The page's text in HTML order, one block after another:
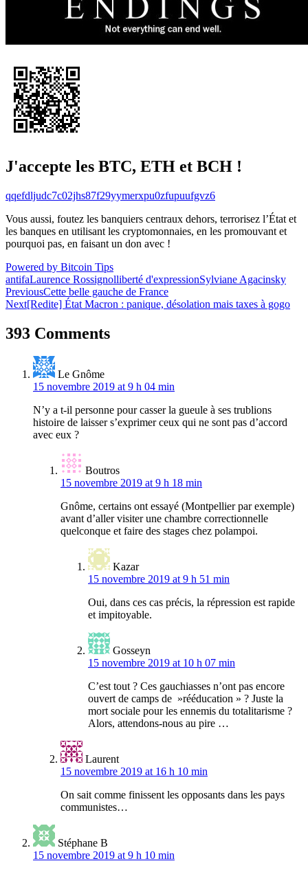
J'accepte les BTC, ETH et BCH !
qqefdljudc7c02jhs87f29yymerxpu0zfupuufgvz6
Vous aussi, foutez les banquiers centraux dehors, terrorisez l’État et
les banques en utilisant les cryptomonnaies, en les promouvant et
pourquoi pas, en faisant un don avec !
Powered by Bitcoin Tips
antifaLaurence Rossignolliberté d'expressionSylviane Agacinsky
Navigation
de
l’article
PreviousCette belle gauche de France
Next[Redite] État Macron : panique, désolation mais taxes à gogo
393 Comments
Le Gnôme
15 novembre 2019 at 9 h 04 min
N’y a t-il personne pour casser la gueule à ses trublions
histoire de laisser s’exprimer ceux qui ne sont pas d’accord
avec eux ?
Boutros
15 novembre 2019 at 9 h 18 min
Gnôme, certains ont essayé (Montpellier par exemple)
avant d’aller visiter une chambre correctionnelle
quelconque et faire des stages chez polampoi.
Kazar
15 novembre 2019 at 9 h 51 min
Oui, dans ces cas précis, la répression est rapide
et impitoyable.
Gosseyn
15 novembre 2019 at 10 h 07 min
C’est tout ? Ces gauchiasses n’ont pas encore
ouvert de camps de »rééducation » ? Juste la
mort sociale pour les ennemis du totalitarisme ?
Alors, attendons-nous au pire …
Laurent
15 novembre 2019 at 16 h 10 min
On sait comme finissent les opposants dans les pays
communistes…
Stéphane B
15 novembre 2019 at 9 h 10 min